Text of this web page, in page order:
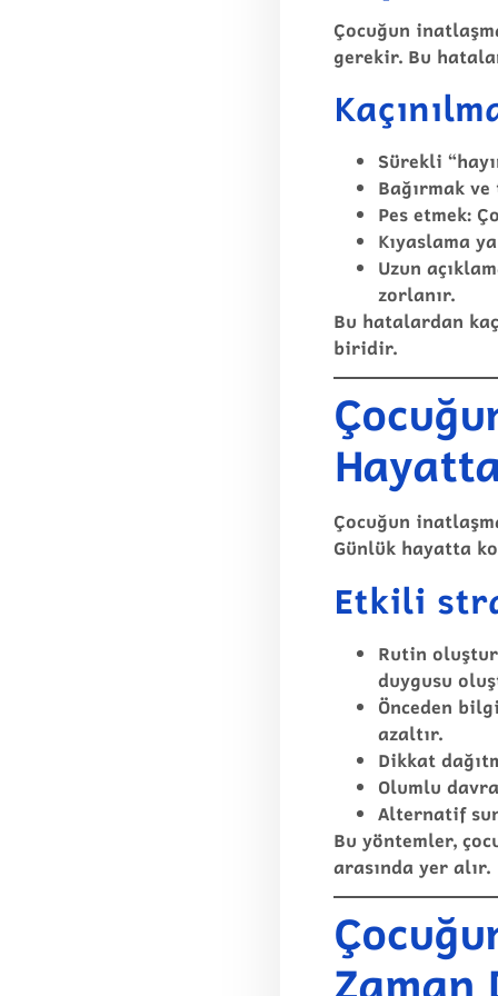
Çocuğun
gerekir. Bu
Sürekli
Bağırmak
Pes etmek:
Kıyaslama
Uzun
zorlanır.
Bu hatalardan
biridir.
Çocuğun
Günlük hayatta
Etkili
Rutin
duygusu
Önceden
azaltır.
Dikkat
Olumlu
Alternatif
Bu yöntemler,
arasında yer alır.